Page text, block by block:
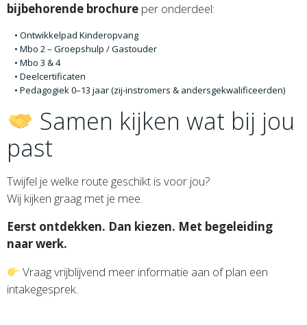
bijbehorende brochure per onderdeel:
Ontwikkelpad Kinderopvang
Mbo 2 – Groepshulp / Gastouder
Mbo 3 & 4
Deelcertificaten
Pedagogiek 0–13 jaar (zij-instromers & andersgekwalificeerden)
Samen kijken wat bij jou
past
Twijfel je welke route geschikt is voor jou?
Wij kijken graag met je mee.
Eerst ontdekken. Dan kiezen. Met begeleiding
naar werk.
Vraag vrijblijvend meer informatie aan of plan een
intakegesprek.